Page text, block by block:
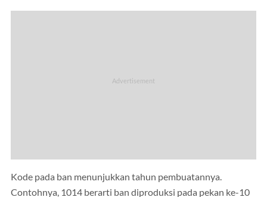
Kode pada ban menunjukkan tahun pembuatannya.
Contohnya, 1014 berarti ban diproduksi pada pekan ke-10